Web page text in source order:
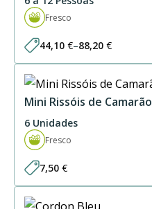
Fresco
44,10 €–88,20 €
Price
range:
through
88,20 €
Mini Rissóis de Camarão
6 Unidades
Fresco
7,50 €